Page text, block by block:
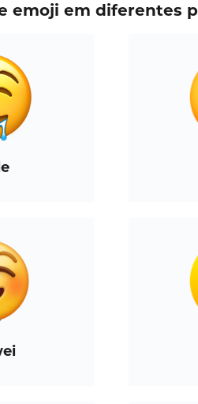
emoji em diferentes